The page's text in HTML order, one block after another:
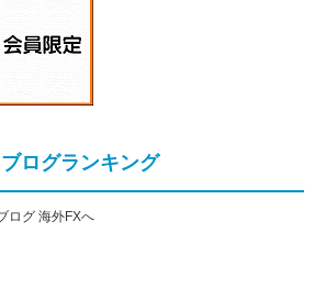
ブログランキング